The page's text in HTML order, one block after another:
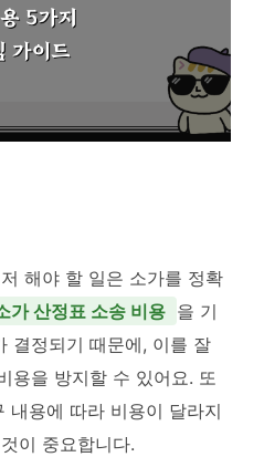
해야 할 일은 소가를 정확
가 산정표 소송 비용 을 기
결정되기 때문에, 이를 잘
용을 방지할 수 있어요. 또
내용에 따라 비용이 달라지
이 중요합니다.